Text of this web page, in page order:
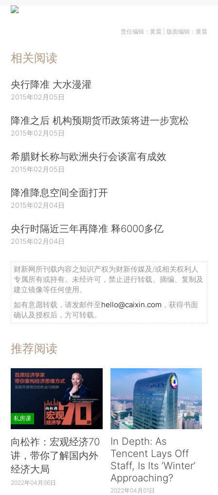
责任编辑：黄晨 | 版面编辑：黄晨
相关阅读
央行降准 大水漫灌
2015年02月05日
降准之后 机构预期货币政策将进一步宽松
2015年02月05日
希腊财长称与欧洲央行会谈富有成效
2015年02月05日
降准降息空间全面打开
2015年02月04日
央行时隔近三年再降准 释6000多亿
2015年02月04日
财新网所刊载内容之知识产权为财新传媒及/或相关权利人
专属所有或持有。未经许可，禁止进行转载、摘编、复制及
建立镜像等任何使用。
如有意愿转载，请发邮件至hello@caixin.com ，获得书面
确认及授权后，方可转载。
推荐阅读
私房课
向松祚：宏观经济70
讲，带你了解国内外
经济大局
2022年04月06日
In Depth: As
Tencent Lays Off
Staff, Is Its ‘Winter’
Approaching?
2022年04月01日